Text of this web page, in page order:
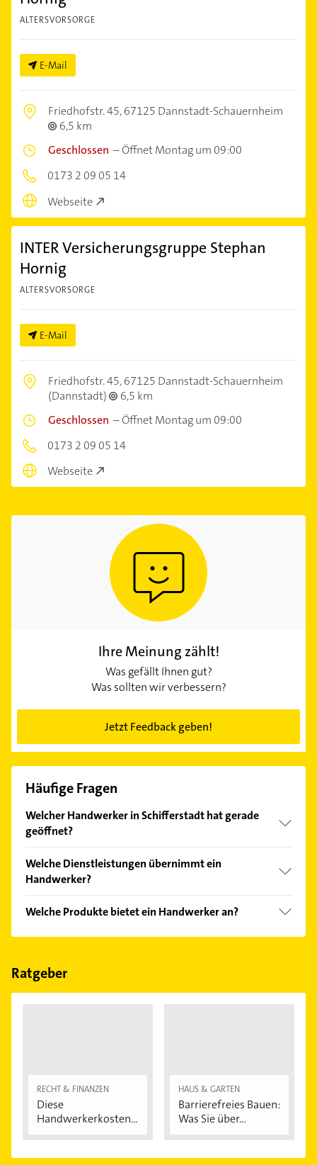
ALTERSVORSORGE
E-Mail
Friedhofstr. 45,67125 Dannstadt-Schauernheim
6,5 km
Geschlossen –Öffnet Montag um 09:00
0173 2 09 05 14
Webseite
INTER Versicherungsgruppe Stephan
Hornig
ALTERSVORSORGE
E-Mail
Friedhofstr. 45,67125 Dannstadt-Schauernheim
(Dannstadt)
6,5 km
Geschlossen –Öffnet Montag um 09:00
0173 2 09 05 14
Webseite
Ihre Meinung zählt!
Was gefällt Ihnen gut?
Was sollten wir verbessern?
Jetzt Feedback geben!
Häufige Fragen
Welcher Handwerker in Schifferstadt hat gerade
geöffnet?
Bitte beachten Sie, dass diese an Sonn- und
Feiertagen abweichen können.
Welche Dienstleistungen übernimmt ein
Handwerker?
Beratung zum ETF-Sparplan, Beratungsgespräch,
Betriebshaftpflicht und Risikoanalyse.
Welche Produkte bietet ein Handwerker an?
Das Angebot umfasst unter anderem
Inhaltsversicherung, Lebensversicherung und
private Krankenversicherung.
Ratgeber
RECHT & FINANZEN
Diese
Handwerkerkosten
HAUS & GARTEN
Barrierefreies Bauen:
Was Sie über...